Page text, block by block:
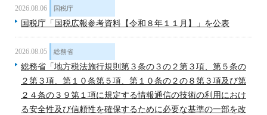
2026.08.06 国税庁
国税庁「国税広報参考資料【令和８年１１月】」を公表
2026.08.05 総務省
総務省「地方税法施行規則第３条の３の２第３項、第５条の
２第３項、第１０条第５項、第１０条の２の８第３項及び第
２４条の３９第１項に規定する情報通信の技術の利用におけ
る安全性及び信頼性を確保するために必要な基準の一部を改